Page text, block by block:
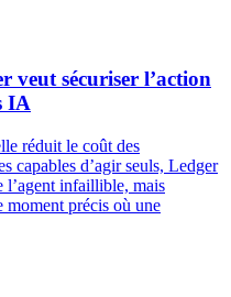
veut sécuriser l’action
IA
réduit le coût des
capables d’agir seuls, Ledger
l’agent infaillible, mais
moment précis où une